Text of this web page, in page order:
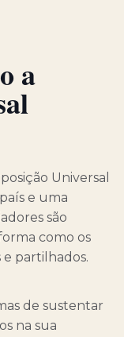
a
Universal
e uma
são
como os
e partilhados.
de sustentar
na sua